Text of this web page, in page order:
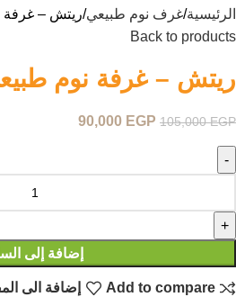
الرئيسية غرف نوم طبيعي ريتش – غرفة
Back to products
ريتش – غرفة نوم
105,000EGP
90,000 EGP
إضافة إلى
Add to compare إضافة الى